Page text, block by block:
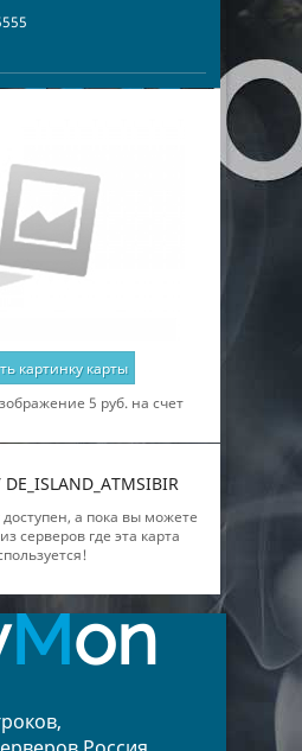
картинку карты
5 руб. на счет
а пока вы можете
серверов где эта карта
Mon